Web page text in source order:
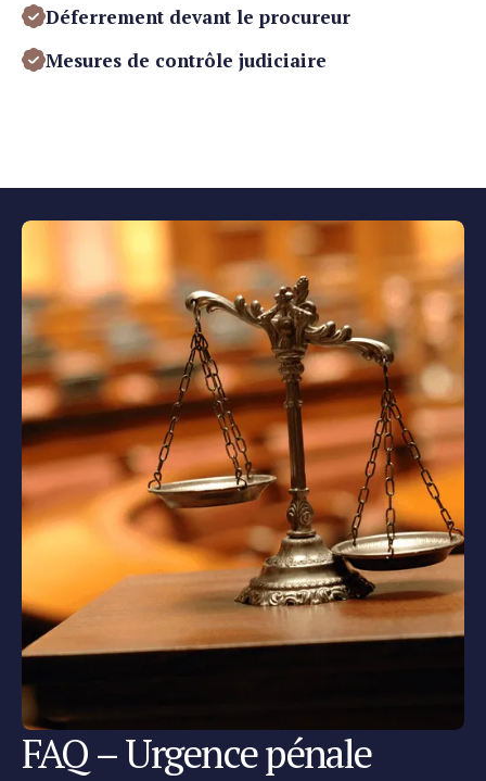
Déferrement devant le procureur
Mesures de contrôle judiciaire
FAQ – Urgence pénale